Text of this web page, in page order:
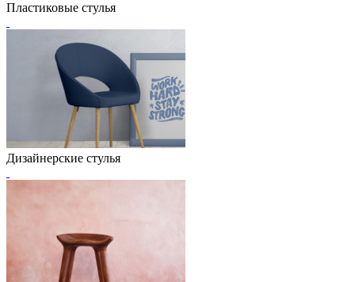
Пластиковые стулья
Дизайнерские стулья